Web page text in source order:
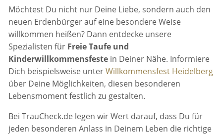
Möchtest Du nicht nur Deine Liebe, sondern auch den
neuen Erdenbürger auf eine besondere Weise
willkommen heißen? Dann entdecke unsere
Spezialisten für Freie Taufe und
Kinderwillkommensfeste in Deiner Nähe. Informiere
Dich beispielsweise unterWillkommensfest Heidelberg
über Deine Möglichkeiten, diesen besonderen
Lebensmoment festlich zu gestalten.
Bei TrauCheck.de legen wir Wert darauf, dass Du für
jeden besonderen Anlass in Deinem Leben die richtige